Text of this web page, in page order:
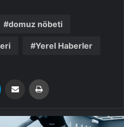
domuz nöbeti
Yerel Haberler
Email'den paylaş